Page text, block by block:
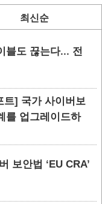
최신순
블도 끊는다... 전
트] 국가 사이버보
를 업그레이드하
보안법 ‘EU CRA’